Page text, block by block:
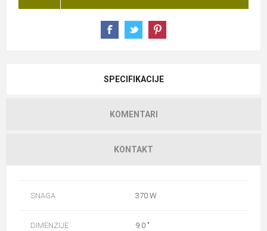
SPECIFIKACIJE
KOMENTARI
KONTAKT
SNAGA 370 W
DIMENZIJE 9.0 "